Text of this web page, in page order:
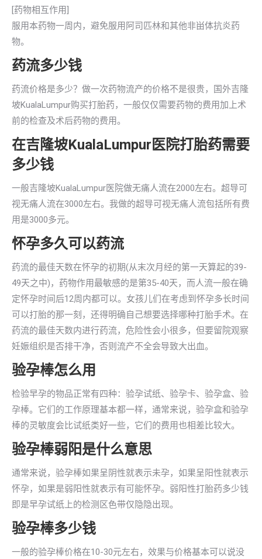
[药物相互作用]
服用本药物一周内，避免服用阿司匹林和其他非畄体抗炎药
物。
药流多少钱
药流价格是多少？做一次药物流产的价格不是很贵，国外吉隆
坡KualaLumpur购买打胎药，一般仅仅需要药物的费用加上术
前的检查及术后药物的费用。
在吉隆坡KualaLumpur医院打胎药需要
多少钱
一般吉隆坡KualaLumpur医院做无痛人流在2000左右。超导可
视无痛人流在3000左右。我做的超导可视无痛人流包括所有费
用是3000多元。
怀孕多久可以药流
药流的最佳天数在怀孕的初期(从末次月经的第一天算起的39-
49天之中)，药物作用最敏感的是第35-40天，而人流一般在确
定怀孕时间后12周内都可以。女孩儿们在考虑到怀孕多长时间
可以打胎的那一刻，还得明确自己想要选择哪种打胎手术。在
药流的最佳天数内进行药流，危险性会小很多，但要留院观察
妊娠组织是否排干净，否则流产不全会导致大出血。
验孕棒怎么用
检验早孕的物品正常有四种：验孕试纸、验孕卡、验孕盒、验
孕棒。它们的工作原理基本都一样，通常来说，验孕盒和验孕
棒的灵敏度会比试纸类好一些，它们的费用也相差比较大。
验孕棒弱阳是什么意思
通常来说，验孕棒如果呈阴性就表示未孕，如果呈阳性就表示
怀孕，如果是弱阳性就表示有可能怀孕。弱阳性打胎药多少钱
即是早孕试纸上的检测区色带仅隐隐出现。
验孕棒多少钱
一般的验孕棒价格在10-30元左右，效果与价格基本可以说没